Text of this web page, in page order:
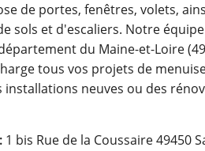
Inscription
de portes, fenêtres, volets,
sols et d'escaliers. Notre
du Maine-et-Loire
tous vos projets de
neuves ou des
1 bis Rue de la Coussaire 49450